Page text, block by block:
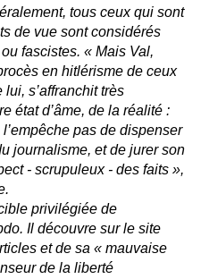
tous ceux qui sont
de vue sont considérés
fascistes. « Mais Val,
en hitlérisme de ceux
s’affranchit très
état d’âme, de la réalité :
pas de dispenser
journalisme, et de jurer son
- scrupuleux - des faits »,
privilégiée de
. Il découvre sur le site
et de sa « mauvaise
de la liberté